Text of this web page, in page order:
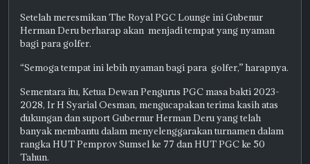
Setelah meresmikan The Royal PGC Lounge ini Gubenur
Herman Deru berharap akan menjadi tempat yang nyaman
bagi para golfer.
“Semoga tempat ini lebih nyaman bagi para golfer,” harapnya.
Sementara itu, Ketua Dewan Pengurus PGC masa bakti 2023-
2028, Ir H Syarial Oesman, mengucapakan terima kasih atas
dukungan dan suport Gubernur Herman Deru yang telah
banyak membantu dalam menyelenggarakan turnamen dalam
rangka HUT Pemprov Sumsel ke 77 dan HUT PGC ke 50
Tahun.